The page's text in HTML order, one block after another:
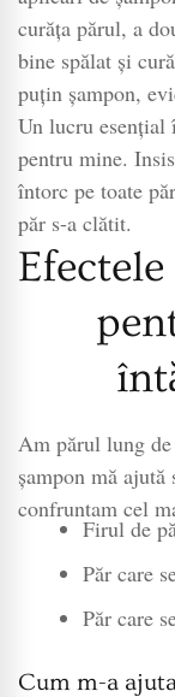
curăța părul, a
bine spălat și
puțin șampon,
Un lucru esențial
pentru mine.
întorc pe toate
păr s-a clătit.
Am părul lung
șampon mă
confruntam cel
Firul de
Păr care
Păr care
Cum m-a